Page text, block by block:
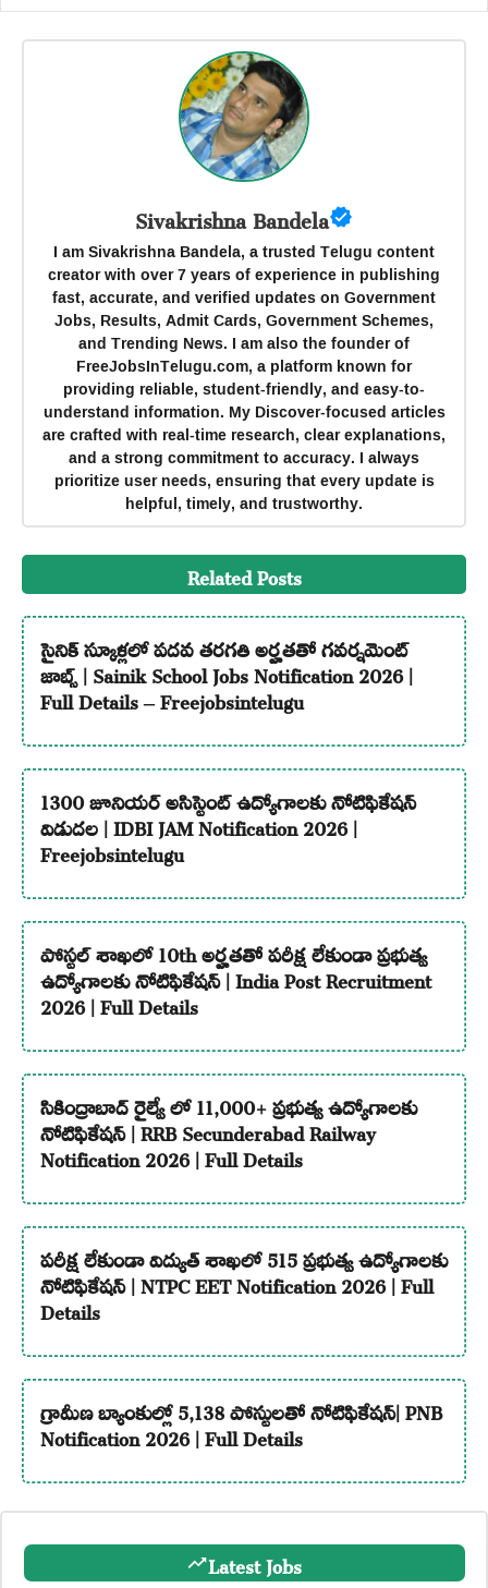
Sivakrishna Bandela
I am Sivakrishna Bandela, a trusted Telugu content
creator with over 7 years of experience in publishing
fast, accurate, and verified updates on Government
Jobs, Results, Admit Cards, Government Schemes,
and Trending News. I am also the founder of
FreeJobsInTelugu.com, a platform known for
providing reliable, student-friendly, and easy-to-
understand information. My Discover-focused articles
are crafted with real-time research, clear explanations,
and a strong commitment to accuracy. I always
prioritize user needs, ensuring that every update is
helpful, timely, and trustworthy.
Related Posts
సైనిక్ స్కూళ్లలో పదవ తరగతి అర్హతతో గవర్నమెంట్
జాబ్స్ | Sainik School Jobs Notification 2026 |
Full Details – Freejobsintelugu
1300 జూనియర్ అసిస్టెంట్ ఉద్యోగాలకు నోటిఫికేషన్
విడుదల | IDBI JAM Notification 2026 |
Freejobsintelugu
పోస్టల్ శాఖలో 10th అర్హతతో పరీక్ష లేకుండా ప్రభుత్వ
ఉద్యోగాలకు నోటిఫికేషన్ | India Post Recruitment
2026 | Full Details
సికింద్రాబాద్ రైల్వే లో 11,000+ ప్రభుత్వ ఉద్యోగాలకు
నోటిఫికేషన్ | RRB Secunderabad Railway
Notification 2026 | Full Details
పరీక్ష లేకుండా విద్యుత్ శాఖలో 515 ప్రభుత్వ ఉద్యోగాలకు
నోటిఫికేషన్ | NTPC EET Notification 2026 | Full
Details
గ్రామీణ బ్యాంకుల్లో 5,138 పోస్టులతో నోటిఫికేషన్| PNB
Notification 2026 | Full Details
Latest Jobs